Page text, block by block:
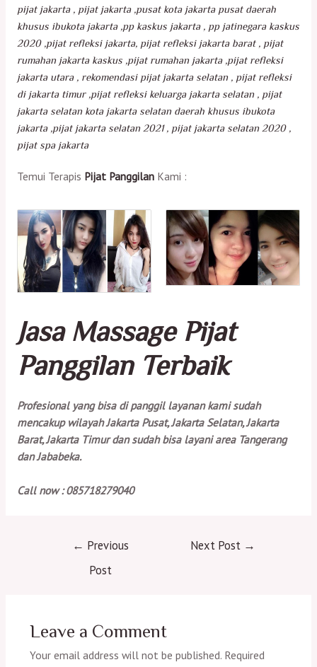
pijat jakarta , pijat jakarta ,pusat kota jakarta pusat daerah
khusus ibukota jakarta ,pp kaskus jakarta , pp jatinegara kaskus
2020 ,pijat refleksi jakarta, pijat refleksi jakarta barat , pijat
rumahan jakarta kaskus ,pijat rumahan jakarta ,pijat refleksi
jakarta utara , rekomendasi pijat jakarta selatan , pijat refleksi
di jakarta timur ,pijat refleksi keluarga jakarta selatan , pijat
jakarta selatan kota jakarta selatan daerah khusus ibukota
jakarta ,pijat jakarta selatan 2021 , pijat jakarta selatan 2020 ,
pijat spa jakarta
Temui Terapis Pijat PanggilanKami :
Jasa Massage Pijat
Panggilan Terbaik
Profesional yang bisa di panggil layanan kami sudah
mencakup wilayah Jakarta Pusat, Jakarta Selatan, Jakarta
Barat, Jakarta Timur dan sudah bisa layani area Tangerang
dan Jababeka.
Call now : 085718279040
← Previous
Post
Next Post →
Leave a Comment
Your email address will not be published. Required